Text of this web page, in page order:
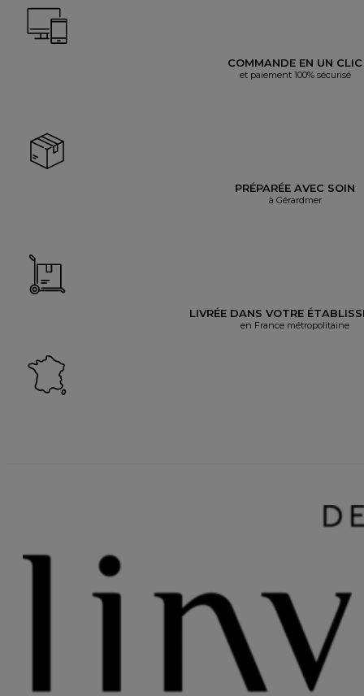
COMMANDE EN UN CLIC
et paiement 100% sécurisé
PRÉPARÉE AVEC SOIN
à Gérardmer
LIVRÉE DANS VOTRE
en France métropolitaine